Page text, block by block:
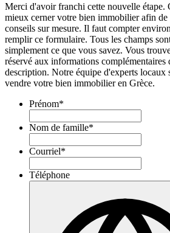
Merci d'avoir franchi cette nouvelle étape.
mieux cerner votre bien immobilier afin
conseils sur mesure. Il faut compter
remplir ce formulaire. Tous les champs
simplement ce que vous savez. Vous
réservé aux informations complémentaires
description. Notre équipe d'experts locaux
vendre votre bien immobilier en Grèce.
Prénom*
Nom de famille*
Courriel*
Téléphone